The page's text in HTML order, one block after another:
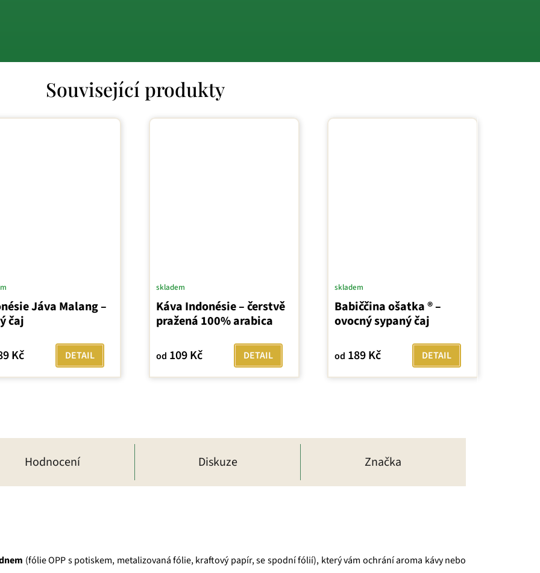
Související produkty
Jáva Malang –
čaj
Kč DETAIL
Káva Indonésie – čerstvě
pražená 100% arabica
skladem
od 109 Kč DETAIL
Babiččina ošatka ® –
ovocný sypaný čaj
skladem
od 189 Kč DETAIL
Hodnocení Diskuze Značka
(fólie OPP s potiskem, metalizovaná fólie, kraftový papír, se spodní fólií), který vám ochrání aroma kávy nebo